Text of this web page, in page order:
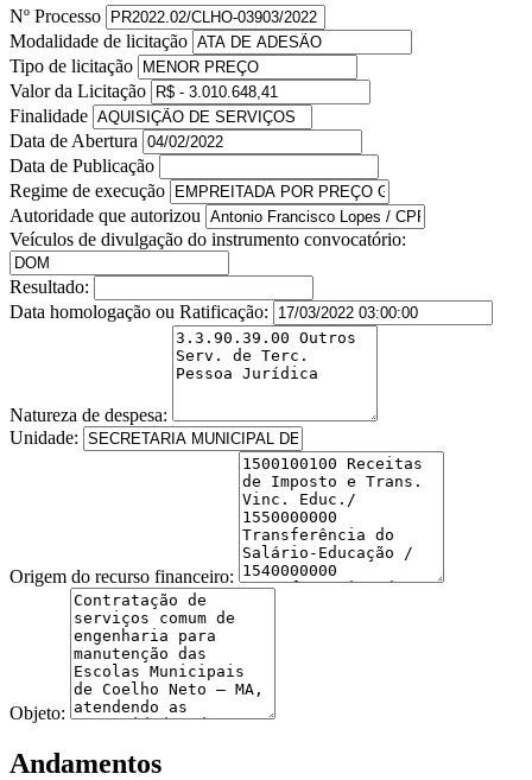
Nº Processo
Modalidade de licitação
Tipo de licitação
Valor da Licitação
Finalidade
Data de Abertura
Data de Publicação
Regime de execução
Autoridade que autorizou
Veículos de divulgação do instrumento convocatório:
Resultado:
Data homologação ou Ratificação:
Natureza de despesa:
Unidade:
Origem do recurso financeiro:
Objeto:
Andamentos